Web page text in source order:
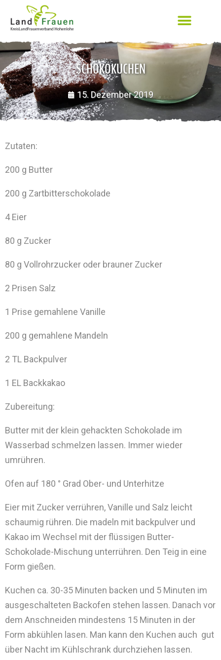
SCHOKOKUCHEN
15. Dezember 2019
Zutaten:
200 g Butter
200 g Zartbitterschokolade
4 Eier
80 g Zucker
80 g Vollrohrzucker oder brauner Zucker
2 Prisen Salz
1 Prise gemahlene Vanille
200 g gemahlene Mandeln
2 TL Backpulver
1 EL Backkakao
Zubereitung:
Butter mit der klein gehackten Schokolade im
Wasserbad schmelzen lassen. Immer wieder
umrühren.
Ofen auf 180 ° Grad Ober- und Unterhitze
Eier mit Zucker verrühren, Vanille und Salz leicht
schaumig rühren. Die madeln mit backpulver und
Kakao im Wechsel mit der flüssigen Butter-
Schokolade-Mischung unterrühren. Den Teig in eine
Form gießen.
Kuchen ca. 30-35 Minuten backen und 5 Minuten im
ausgeschalteten Backofen stehen lassen. Danach vor
dem Anschneiden mindestens 15 Minuten in der
Form abkühlen lasen. Man kann den Kuchen auch gut
über Nacht im Kühlschrank durchziehen lassen.